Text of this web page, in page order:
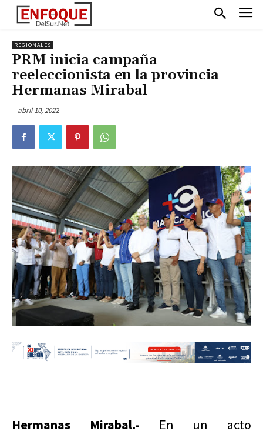
REGIONALES
PRM inicia campaña
reeleccionista en la provincia
Hermanas Mirabal
abril 10, 2022
Hermanas Mirabal.- En un acto